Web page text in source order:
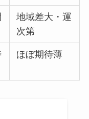
地域差大・運
次第
ほぼ期待薄